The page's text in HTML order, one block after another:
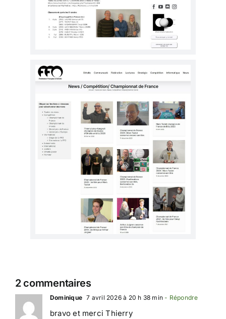
2 commentaires
Dominique 7 avril 2026 à 20 h 38 min - Répondre
bravo et merci Thierry